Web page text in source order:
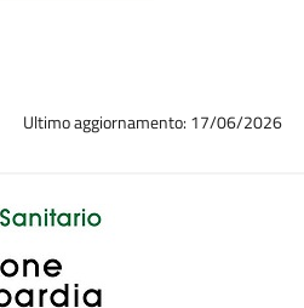
Ultimo aggiornamento: 17/06/2026